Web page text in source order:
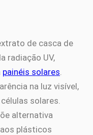
de casca de
radiação UV,
painéis solares
na luz visível,
solares.
alternativa
plásticos